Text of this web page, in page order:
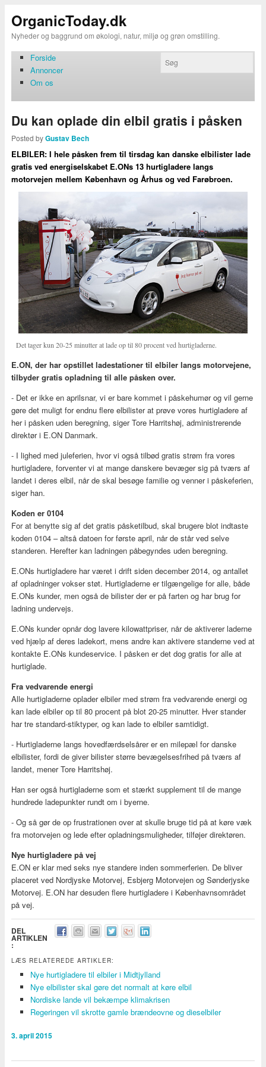
OrganicToday.dk
Nyheder og baggrund om økologi, natur, miljø og grøn omstilling.
Forside
Annoncer
Om os
Du kan oplade din elbil gratis i påsken
Posted byGustav Bech
ELBILER: I hele påsken frem til tirsdag kan danske elbilister lade
gratis ved energiselskabet E.ONs 13 hurtigladere langs
motorvejen mellem København og Århus og ved Farøbroen.
Det tager kun 20-25 minutter at lade op til 80 procent ved hurtigladerne.
E.ON, der har opstillet ladestationer til elbiler langs motorvejene,
tilbyder gratis opladning til alle påsken over.
- Det er ikke en aprilsnar, vi er bare kommet i påskehumør og vil gerne
gøre det muligt for endnu flere elbilister at prøve vores hurtigladere af
her i påsken uden beregning, siger Tore Harritshøj, administrerende
direktør i E.ON Danmark.
- I lighed med juleferien, hvor vi også tilbød gratis strøm fra vores
hurtigladere, forventer vi at mange danskere bevæger sig på tværs af
landet i deres elbil, når de skal besøge familie og venner i påskeferien,
siger han.
Koden er 0104
For at benytte sig af det gratis påsketilbud, skal brugere blot indtaste
koden 0104 – altså datoen for første april, når de står ved selve
standeren. Herefter kan ladningen påbegyndes uden beregning.
E.ONs hurtigladere har været i drift siden december 2014, og antallet
af opladninger vokser støt. Hurtigladerne er tilgængelige for alle, både
E.ONs kunder, men også de bilister der er på farten og har brug for
ladning undervejs.
E.ONs kunder opnår dog lavere kilowattpriser, når de aktiverer laderne
ved hjælp af deres ladekort, mens andre kan aktivere standerne ved at
kontakte E.ONs kundeservice. I påsken er det dog gratis for alle at
hurtiglade.
Fra vedvarende energi
Alle hurtigladerne oplader elbiler med strøm fra vedvarende energi og
kan lade elbiler op til 80 procent på blot 20-25 minutter. Hver stander
har tre standard-stiktyper, og kan lade to elbiler samtidigt.
- Hurtigladerne langs hovedfærdselsårer er en milepæl for danske
elbilister, fordi de giver bilister større bevægelsesfrihed på tværs af
landet, mener Tore Harritshøj.
Han ser også hurtigladerne som et stærkt supplement til de mange
hundrede ladepunkter rundt om i byerne.
- Og så gør de op frustrationen over at skulle bruge tid på at køre væk
fra motorvejen og lede efter opladningsmuligheder, tilføjer direktøren.
Nye hurtigladere på vej
E.ON er klar med seks nye standere inden sommerferien. De bliver
placeret ved Nordjyske Motorvej, Esbjerg Motorvejen og Sønderjyske
Motorvej. E.ON har desuden flere hurtigladere i Københavnsområdet
på vej.
DEL
ARTIKLEN
:
LÆS RELATEREDE ARTIKLER:
Nye hurtigladere til elbiler i Midtjylland
Nye elbilister skal gøre det normalt at køre elbil
Nordiske lande vil bekæmpe klimakrisen
Regeringen vil skrotte gamle brændeovne og dieselbiler
3. april 2015